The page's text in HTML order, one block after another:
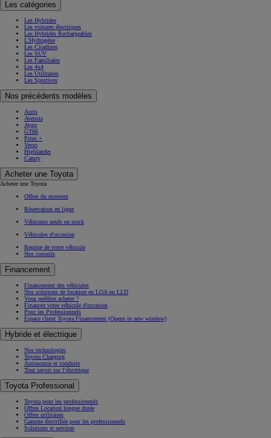
Les catégories
Les Hybrides
Les voitures électriques
Les Hybrides Rechargeables
L'Hydrogène
Les Citadines
Les SUV
Les Familiales
Les 4x4
Les Utilitaires
Les Sportives
Nos précédents modèles
Auris
Avensis
Aygo
GT86
Prius +
Verso
Highlander
Camry
Acheter une Toyota
Acheter une Toyota
Offres du moment
Réservation en ligne
Véhicules neufs en stock
Véhicules d'occasion
Reprise de votre véhicule
Nos conseils
Financement
Financement des véhicules
Nos solutions de location en LOA ou LLD
Vous préférez acheter ?
Financez votre véhicule d'occasion
Pour les Professionnels
Espace client Toyota Financement (Opens in new window)
Hybride et électrique
Nos technologies
Toyota Charging
Autonomie et conduite
Tout savoir sur l’électrique
Toyota Professional
Toyota pour les professionnels
Offres Location longue durée
Offres utilitaires
Gamme électrifiée pour les professionnels
Solutions et services